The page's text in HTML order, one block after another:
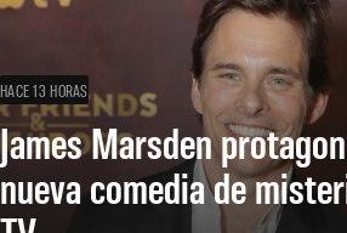
HACE 13 HORAS
James Marsden
nueva comedia de